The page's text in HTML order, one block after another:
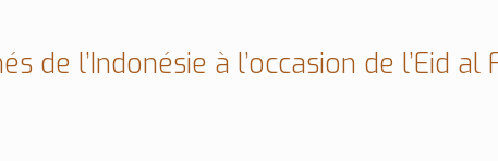
l’Indonésie à l’occasion de l’Eid al